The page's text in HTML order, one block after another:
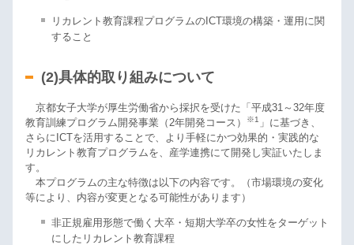
リカレント教育課程プログラムのICT環境の構築・運用に関
すること
(2)具体的取り組みについて
京都女子大学が厚生労働省から採択を受けた「平成31～32年度
教育訓練プログラム開発事業（2年開発コース）
※1 」に基づき、
さらにICTを活用することで、より手軽にかつ効果的・実践的な
リカレント教育プログラムを、産学連携にて開発し実証いたしま
す。
本プログラムの主な特徴は以下の内容です。（市場環境の変化
等により、内容が変更となる可能性があります）
非正規雇用形態で働く大卒・短期大学卒の女性をターゲット
にしたリカレント教育課程